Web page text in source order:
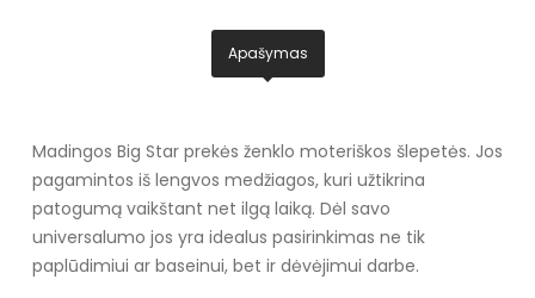
Apašymas
Madingos Big Star prekės ženklo moteriškos šlepetės. Jos
pagamintos iš lengvos medžiagos, kuri užtikrina
patogumą vaikštant net ilgą laiką. Dėl savo
universalumo jos yra idealus pasirinkimas ne tik
paplūdimiui ar baseinui, bet ir dėvėjimui darbe.